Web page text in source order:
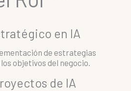
en IA
de estrategias
objetivos del negocio.
de IA